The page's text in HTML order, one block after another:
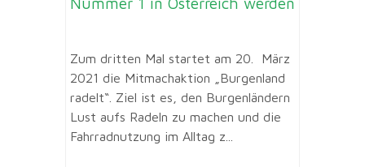
Zum dritten Mal startet am 20. März
2021 die Mitmachaktion „Burgenland
radelt“. Ziel ist es, den Burgenländern
Lust aufs Radeln zu machen und die
Fahrradnutzung im Alltag z...